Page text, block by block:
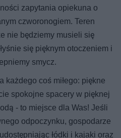
zapytania opiekuna o
czworonogiem. Teren
nie będziemy musieli się
się pięknym otoczeniem i
smycz.
każdego coś miłego: piękne
spokojne spacery w pięknej
- to miejsce dla Was! Jeśli
odpoczynku, gospodarze
łódki i kajaki oraz